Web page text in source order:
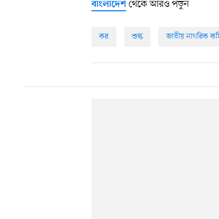
বাংলাদেশ থেকে আরও পড়ুন
কর শুল্ক জাতীয় নাগরিক